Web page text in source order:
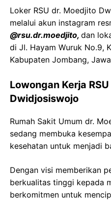
Loker RSU dr. Moedjito
melalui akun instagram
@rsu.dr.moedjito, dan
di Jl. Hayam Wuruk No.9,
Kabupaten Jombang,
Lowongan Kerja
Dwidjosiswojo
Rumah Sakit Umum dr.
sedang membuka
kesehatan untuk menjadi
Dengan visi memberikan
berkualitas tinggi kepada
berkomitmen untuk